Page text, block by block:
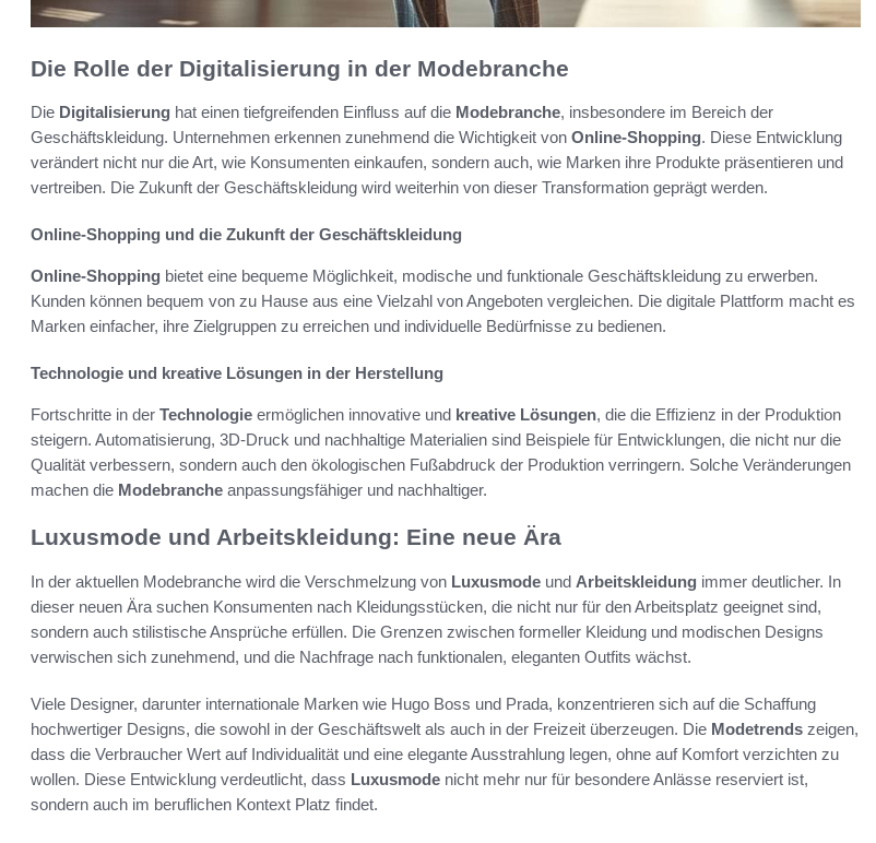
Die Rolle der Digitalisierung in der Modebranche
Die Digitalisierung hat einen tiefgreifenden Einfluss auf die Modebranche, insbesondere im Bereich der
Geschäftskleidung. Unternehmen erkennen zunehmend die Wichtigkeit von Online-Shopping. Diese Entwicklung
verändert nicht nur die Art, wie Konsumenten einkaufen, sondern auch, wie Marken ihre Produkte präsentieren und
vertreiben. Die Zukunft der Geschäftskleidung wird weiterhin von dieser Transformation geprägt werden.
Online-Shopping und die Zukunft der Geschäftskleidung
Online-Shopping bietet eine bequeme Möglichkeit, modische und funktionale Geschäftskleidung zu erwerben.
Kunden können bequem von zu Hause aus eine Vielzahl von Angeboten vergleichen. Die digitale Plattform macht es
Marken einfacher, ihre Zielgruppen zu erreichen und individuelle Bedürfnisse zu bedienen.
Technologie und kreative Lösungen in der Herstellung
Fortschritte in der Technologie ermöglichen innovative und kreative Lösungen, die die Effizienz in der Produktion
steigern. Automatisierung, 3D-Druck und nachhaltige Materialien sind Beispiele für Entwicklungen, die nicht nur die
Qualität verbessern, sondern auch den ökologischen Fußabdruck der Produktion verringern. Solche Veränderungen
machen die Modebranche anpassungsfähiger und nachhaltiger.
Luxusmode und Arbeitskleidung: Eine neue Ära
In der aktuellen Modebranche wird die Verschmelzung von Luxusmode und Arbeitskleidung immer deutlicher. In
dieser neuen Ära suchen Konsumenten nach Kleidungsstücken, die nicht nur für den Arbeitsplatz geeignet sind,
sondern auch stilistische Ansprüche erfüllen. Die Grenzen zwischen formeller Kleidung und modischen Designs
verwischen sich zunehmend, und die Nachfrage nach funktionalen, eleganten Outfits wächst.
Viele Designer, darunter internationale Marken wie Hugo Boss und Prada, konzentrieren sich auf die Schaffung
hochwertiger Designs, die sowohl in der Geschäftswelt als auch in der Freizeit überzeugen. Die Modetrends zeigen,
dass die Verbraucher Wert auf Individualität und eine elegante Ausstrahlung legen, ohne auf Komfort verzichten zu
wollen. Diese Entwicklung verdeutlicht, dass Luxusmode nicht mehr nur für besondere Anlässe reserviert ist,
sondern auch im beruflichen Kontext Platz findet.